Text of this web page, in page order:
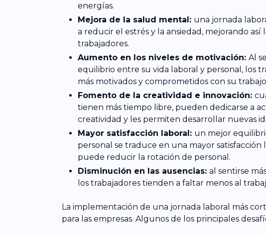
energías.
Mejora de la salud mental: una jornada
a reducir el estrés y la ansiedad, mejorando así
trabajadores.
Aumento en los niveles de motivación: Al
equilibrio entre su vida laboral y personal, los
más motivados y comprometidos con su
Fomento de la creatividad e innovación:
tienen más tiempo libre, pueden dedicarse a
creatividad y les permiten desarrollar nuevas
Mayor satisfacción laboral: un mejor
personal se traduce en una mayor satisfacción
puede reducir la rotación de personal.
Disminución en las ausencias: al sentirse
los trabajadores tienden a faltar menos al
La implementación de una jornada laboral más
para las empresas. Algunos de los principales